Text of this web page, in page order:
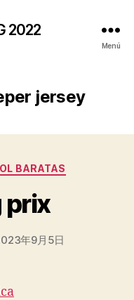
2022
Menú
jersey
BARATAS
prix
年9月5日